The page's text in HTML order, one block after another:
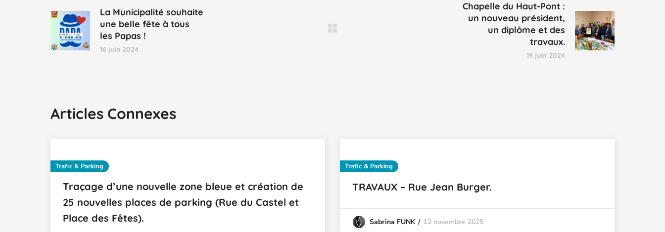
La Municipalité souhaite
une belle fête à tous
les Papas !
16 juin 2024
Chapelle du Haut-Pont :
un nouveau président,
un diplôme et des
travaux.
19 juin 2024
Articles Connexes
Trafic & Parking
Traçage d’une nouvelle zone bleue et création de
25 nouvelles places de parking (Rue du Castel et
Place des Fêtes).
Trafic & Parking
TRAVAUX – Rue Jean Burger.
Sabrina FUNK 12 novembre 2025